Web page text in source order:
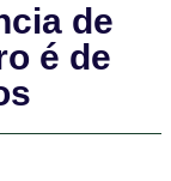
de
é de